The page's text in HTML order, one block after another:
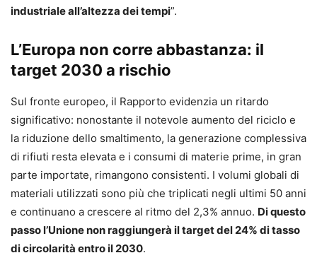
industriale all’altezza dei tempi”.
L’Europa non corre abbastanza: il
target 2030 a rischio
Sul fronte europeo, il Rapporto evidenzia un ritardo
significativo: nonostante il notevole aumento del riciclo e
la riduzione dello smaltimento, la generazione complessiva
di rifiuti resta elevata e i consumi di materie prime, in gran
parte importate, rimangono consistenti. I volumi globali di
materiali utilizzati sono più che triplicati negli ultimi 50 anni
e continuano a crescere al ritmo del 2,3% annuo. Di questo
passo l’Unione non raggiungerà il target del 24% di tasso
di circolarità entro il 2030.